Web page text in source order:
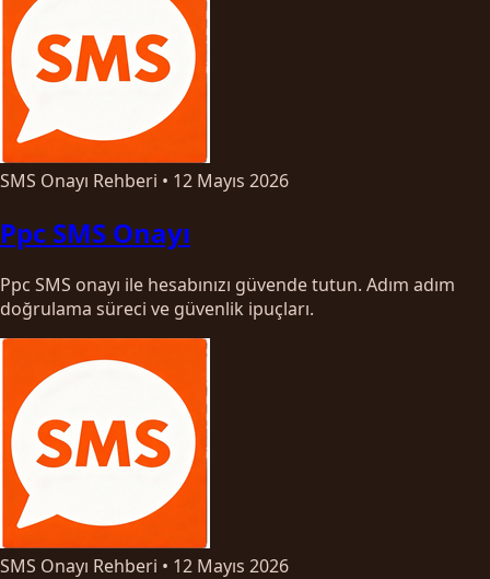
SMS Onayı Rehberi • 12 Mayıs 2026
Ppc SMS Onayı
Ppc SMS onayı ile hesabınızı güvende tutun. Adım adım
doğrulama süreci ve güvenlik ipuçları.
SMS Onayı Rehberi • 12 Mayıs 2026